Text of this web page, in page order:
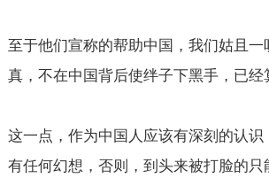
至于他们宣称的帮助中国，我们姑且一
真，不在中国背后使绊子下黑手，已经
这一点，作为中国人应该有深刻的认
有任何幻想，否则，到头来被打脸的只